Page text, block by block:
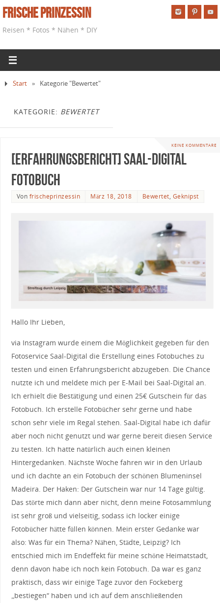
Frische Prinzessin
Reisen * Fotos * Nähen * DIY
Start » Kategorie "Bewertet"
KATEGORIE: BEWERTET
KEINE KOMMENTARE
[Erfahrungsbericht] Saal-Digital
Fotobuch
Von frischeprinzessin März 18, 2018 Bewertet, Geknipst
Hallo Ihr Lieben,
via Instagram wurde einem die Möglichkeit gegeben für den
Fotoservice Saal-Digital die Erstellung eines Fotobuches zu
testen und einen Erfahrungsbericht abzugeben. Die Chance
nutzte ich und meldete mich per E-Mail bei Saal-Digital an.
Ich erhielt die Bestätigung und einen 25€ Gutschein für das
Fotobuch. Ich erstelle Fotobücher sehr gerne und habe
schon sehr viele im Regal stehen. Saal-Digital habe ich dafür
aber noch nicht genutzt und war gerne bereit diesen Service
zu testen. Ich hatte natürlich auch einen kleinen
Hintergedanken. Nächste Woche fahren wir in den Urlaub
und ich dachte an ein Fotobuch der schönen Blumeninsel
Madeira. Der Haken: Der Gutschein war nur 14 Tage gültig.
Das störte mich dann aber nicht, denn meine Fotosammlung
ist sehr groß und vielseitig, sodass ich locker einige
Fotobücher hätte füllen können. Mein erster Gedanke war
also: Was für ein Thema? Nähen, Städte, Leipzig? Ich
entschied mich im Endeffekt für meine schöne Heimatstadt,
denn davon habe ich noch kein Fotobuch. Da war es ganz
praktisch, dass wir einige Tage zuvor den Fockeberg
„bestiegen“ haben und ich auf dem anschließenden